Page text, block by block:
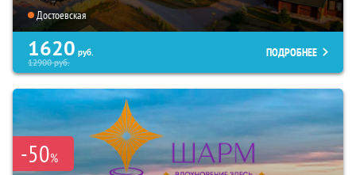
Достоевская
1620 руб.
12900руб.
ПОДРОБНЕЕ
-50%